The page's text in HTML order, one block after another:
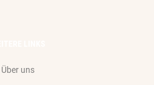
Über uns